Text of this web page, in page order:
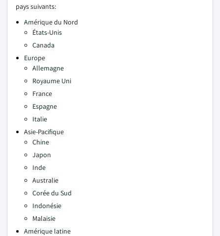
pays suivants:
Amérique du Nord
États-Unis
Canada
Europe
Allemagne
Royaume Uni
France
Espagne
Italie
Asie-Pacifique
Chine
Japon
Inde
Australie
Corée du Sud
Indonésie
Malaisie
Amérique latine